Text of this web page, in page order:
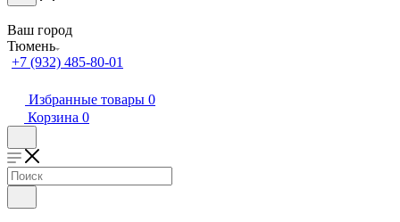
Ваш город
Тюмень
+7 (932) 485-80-01
Избранные товары 0
Корзина 0